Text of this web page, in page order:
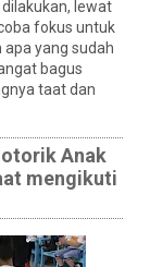
lewat
fokus untuk
yang sudah
bagus
taat dan
Anak
mengikuti